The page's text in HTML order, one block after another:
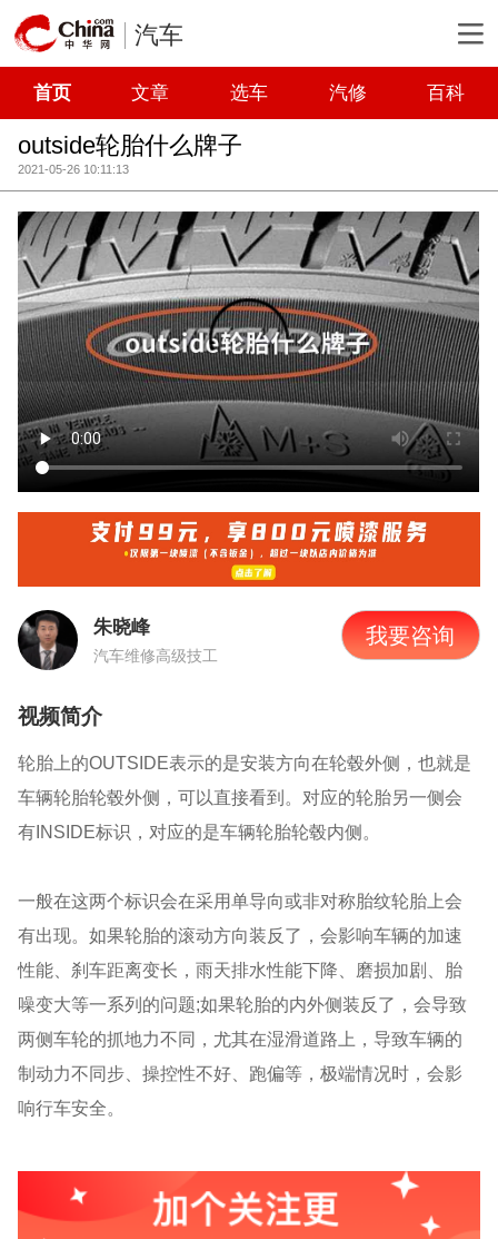
汽车
首页 文章 选车 汽修 百科
outside轮胎什么牌子
2021-05-26 10:11:13
朱晓峰
汽车维修高级技工
我要咨询
视频简介
轮胎上的OUTSIDE表示的是安装方向在轮毂外侧，也就是
车辆轮胎轮毂外侧，可以直接看到。对应的轮胎另一侧会
有INSIDE标识，对应的是车辆轮胎轮毂内侧。
一般在这两个标识会在采用单导向或非对称胎纹轮胎上会
有出现。如果轮胎的滚动方向装反了，会影响车辆的加速
性能、刹车距离变长，雨天排水性能下降、磨损加剧、胎
噪变大等一系列的问题;如果轮胎的内外侧装反了，会导致
两侧车轮的抓地力不同，尤其在湿滑道路上，导致车辆的
制动力不同步、操控性不好、跑偏等，极端情况时，会影
响行车安全。